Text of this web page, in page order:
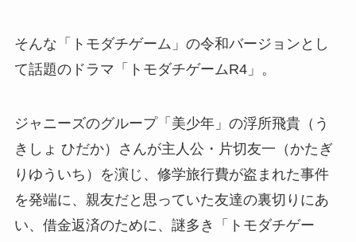
そんな「トモダチゲーム」の令和バージョンとし
て話題のドラマ「トモダチゲームR4」。
ジャニーズのグループ「美少年」の浮所飛貴（う
きしょ ひだか）さんが主人公・片切友一（かたぎ
りゆういち）を演じ、修学旅行費が盗まれた事件
を発端に、親友だと思っていた友達の裏切りにあ
い、借金返済のために、 謎多き「トモダチゲー